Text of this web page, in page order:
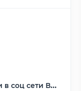
DLE изменения API авторизации в соц сети Вконтакте